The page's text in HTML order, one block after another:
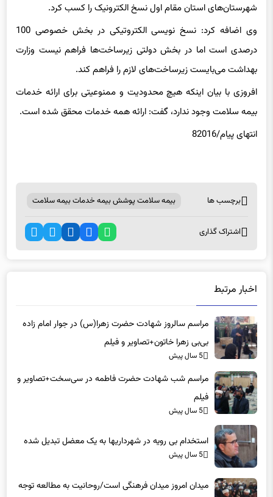
شهرستان‌های استان مقام اول نسخ الکترونیک را کسب کرد.
وی اضافه کرد: نسخ نویسی الکتروتیکی در بخش خصوصی 100
درصدی است اما در بخش دولتی زیرساخت‌ها فراهم نیست وزارت
بهداشت می‌بایست زیرساخت‌های لازم را فراهم کند.
افروزی با بیان اینکه هیچ محدودیت و ممنوعیتی برای ارائه خدمات
بیمه سلامت وجود ندارد، گفت: ارائه همه خدمات محقق شده است.
انتهای پیام/82016
برچسب ها بیمه سلامت پوشش بیمه خدمات بیمه سلامت
اشتراک گذاری
اخبار مرتبط
مراسم سالروز شهادت حضرت زهرا(س) در جوار امام زاده
بی‌بی زهرا خاتون+تصاویر و فیلم
5 سال پیش
مراسم شب شهادت حضرت فاطمه در سی‌سخت+تصاویر و
فیلم
5 سال پیش
استخدام بی رویه در شهرداریها به یک معضل تبدیل شده
5 سال پیش
میدان امروز میدان فرهنگی است/روحانیت به مطالعه توجه